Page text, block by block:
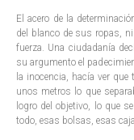
El acero de la
del blanco de sus ropas,
fuerza. Una ciudadanía
su argumento el
la inocencia, hacía ver
unos metros lo que
logro del objetivo, lo que
todo, esas bolsas, esas